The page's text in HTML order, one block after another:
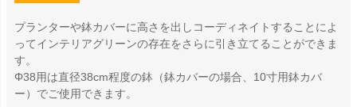
プランターや鉢カバーに高さを出しコーディネイトすることによ
ってインテリアグリーンの存在をさらに引き立てることができま
す。
Φ38用は直径38cm程度の鉢（鉢カバーの場合、10寸用鉢カバ
ー）でご使用できます。